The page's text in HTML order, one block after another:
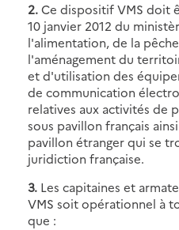
2.Ce dispositif VMS doit
10 janvier 2012 du
l'alimentation, de la
l'aménagement du
et d'utilisation des
de communication
relatives aux activités de
sous pavillon français
pavillon étranger qui se
juridiction française.
3. Les capitaines et
VMS soit opérationnel à
que :